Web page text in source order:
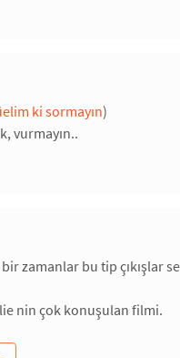
ki sormayın)
vurmayın..
zamanlar bu tip çıkışlar
nin çok konuşulan filmi.